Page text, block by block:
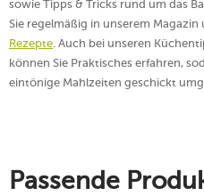
sowie Tipps & Tricks rund um das
Sie regelmäßig in unserem Magazin
Rezepte . Auch bei unseren
können Sie Praktisches erfahren,
eintönige Mahlzeiten geschickt
Passende